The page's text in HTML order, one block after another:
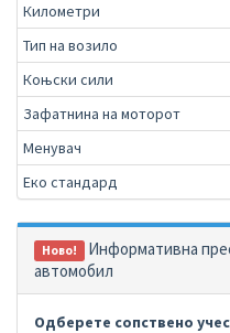
Километри
Тип на возило
Коњски сили
Зафатнина на моторот
Менувач
Еко стандард
Ново! Информативна
автомобил
Одберете сопствено